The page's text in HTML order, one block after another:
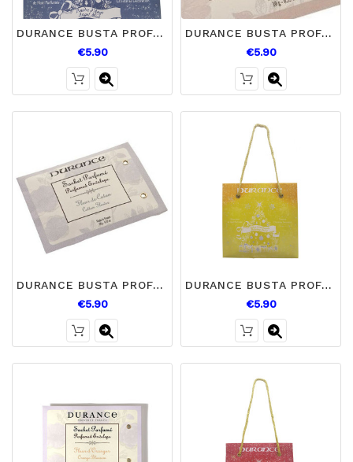
DURANCE BUSTA PROFUMATA ANGELO NEBBIA
€5.90
DURANCE BUSTA PROFUMATA CEDRO
€5.90
DURANCE BUSTA PROFUMATA COTONE
€5.90
DURANCE BUSTA PROFUMATA DELIZIOSA FATA
€5.90